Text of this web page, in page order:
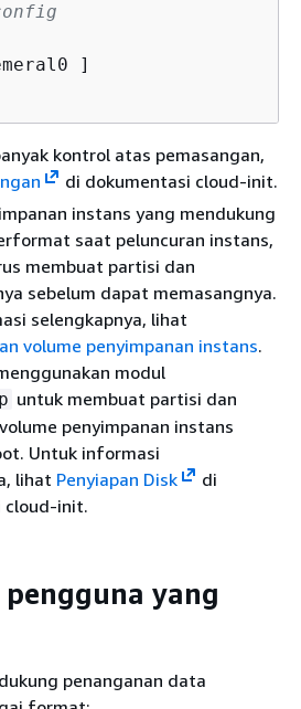
]
kontrol atas pemasangan,
di dokumentasi cloud-init.
instans yang mendukung
saat peluncuran instans,
membuat partisi dan
sebelum dapat memasangnya.
selengkapnya, lihat
volume penyimpanan instans.
modul
untuk membuat partisi dan
penyimpanan instans
Untuk informasi
lihat Penyiapan Disk
di
cloud-init.
yang
penanganan data